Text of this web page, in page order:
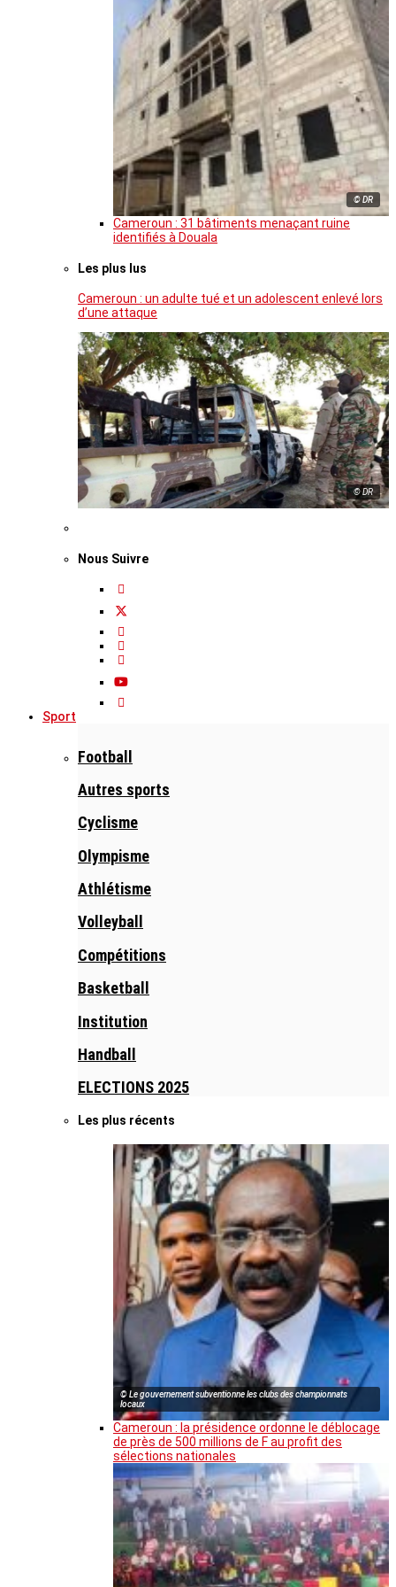
© DR
Cameroun : 31 bâtiments menaçant ruine
identifiés à Douala
Les plus lus
Cameroun : un adulte tué et un adolescent enlevé lors
d’une attaque
© DR
Nous Suivre
Sport
Football
Autres sports
Cyclisme
Olympisme
Athlétisme
Volleyball
Compétitions
Basketball
Institution
Handball
ELECTIONS 2025
Les plus récents
© Le gouvernement subventionne les clubs des championnats
locaux
Cameroun : la présidence ordonne le déblocage
de près de 500 millions de F au profit des
sélections nationales